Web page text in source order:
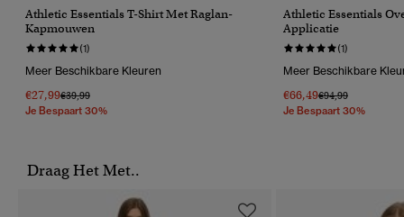
Athletic Essentials T-Shirt Met Raglan-
Kapmouwen
(1)
Meer Beschikbare Kleuren
€27,99Prijs Verlaagd Van
€39,99Naar
Je Bespaart 30%
Athletic Essentials
Applicatie
(1)
Meer Beschikbare
€66,49Prijs Verlaagd Van
€94,99Naar
Je Bespaart 30%
Draag Het Met..